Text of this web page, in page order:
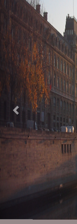
Previous